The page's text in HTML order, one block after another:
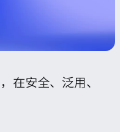
在安全、泛用、